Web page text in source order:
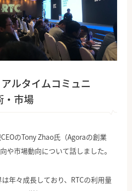
ルタイムコミュニ
・市場
のTony Zhao氏（Agoraの創業
や市場動向について話しました。
年々成長しており、RTCの利用量